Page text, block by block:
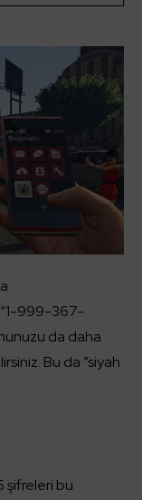
“1-999-367-
da daha
Bu da “siyah
şifreleri bu